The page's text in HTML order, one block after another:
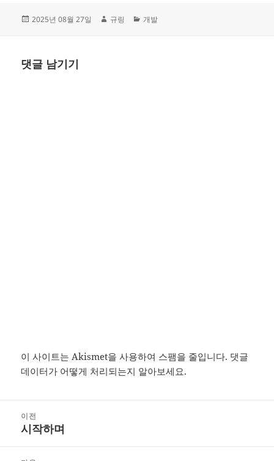
있습니다. 이번 편의 목표 UART
통신의 원리와 설정 완전 이해…
작
2025년 08월 27일
글
규링
카
개발
댓글 남기기
이 사이트는 Akismet을 사용하여 스팸을 줄입니다. 댓글
데이터가 어떻게 처리되는지 알아보세요.
이전
이
글:
시작하며